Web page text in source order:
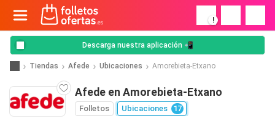
!
Descarga nuestra aplicación 📲
Tiendas Afede Ubicaciones Amorebieta-Etxano
Afede en Amorebieta-Etxano
Folletos Ubicaciones 17